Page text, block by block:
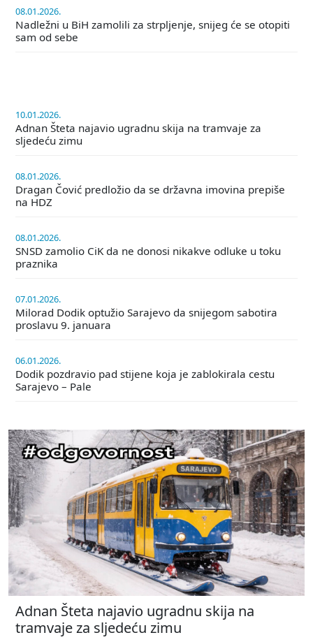
08.01.2026.
Nadležni u BiH zamolili za strpljenje, snijeg će se otopiti
sam od sebe
10.01.2026.
Adnan Šteta najavio ugradnu skija na tramvaje za
sljedeću zimu
08.01.2026.
Dragan Čović predložio da se državna imovina prepiše
na HDZ
08.01.2026.
SNSD zamolio CiK da ne donosi nikakve odluke u toku
praznika
07.01.2026.
Milorad Dodik optužio Sarajevo da snijegom sabotira
proslavu 9. januara
06.01.2026.
Dodik pozdravio pad stijene koja je zablokirala cestu
Sarajevo – Pale
Adnan Šteta najavio ugradnu skija na
tramvaje za sljedeću zimu